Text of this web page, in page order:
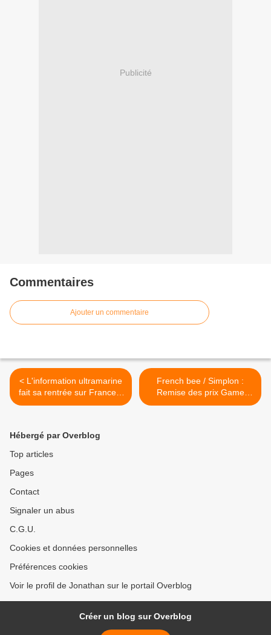
Publicité
Commentaires
Ajouter un commentaire
< L'information ultramarine
fait sa rentrée sur France 3
et franceinfo !
French bee / Simplon :
Remise des prix Game
Jame ! >
Hébergé par Overblog
Top articles
Pages
Contact
Signaler un abus
C.G.U.
Cookies et données personnelles
Préférences cookies
Voir le profil de Jonathan sur le portail Overblog
Créer un blog sur Overblog